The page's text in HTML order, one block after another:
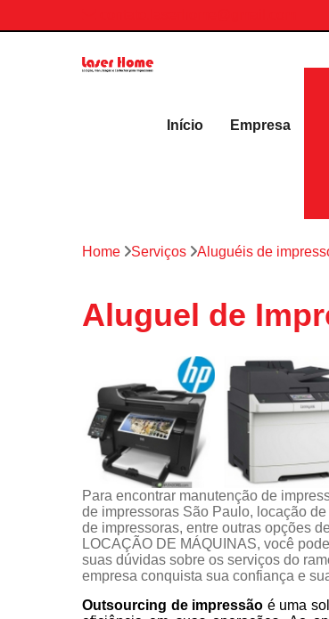
Início Empresa
Home Serviços Aluguéis de
Aluguel de
Para encontrar manutenção de
de impressoras São Paulo, locação
de impressoras, entre outras opções
LOCAÇÃO DE MÁQUINAS, você
suas dúvidas sobre os serviços do
empresa conquista sua confiança e
Outsourcing de impressão é uma